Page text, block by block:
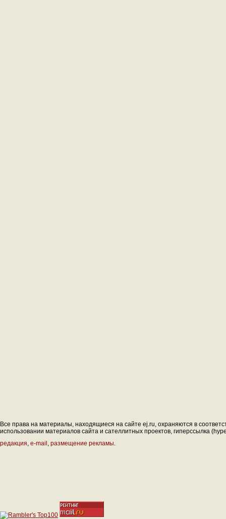
Все права на материалы, находящиеся на сайте ej.ru, охраняются в
использовании материалов сайта и сателлитных проектов, гиперссылка
редакция, e-mail , размещение рекламы.